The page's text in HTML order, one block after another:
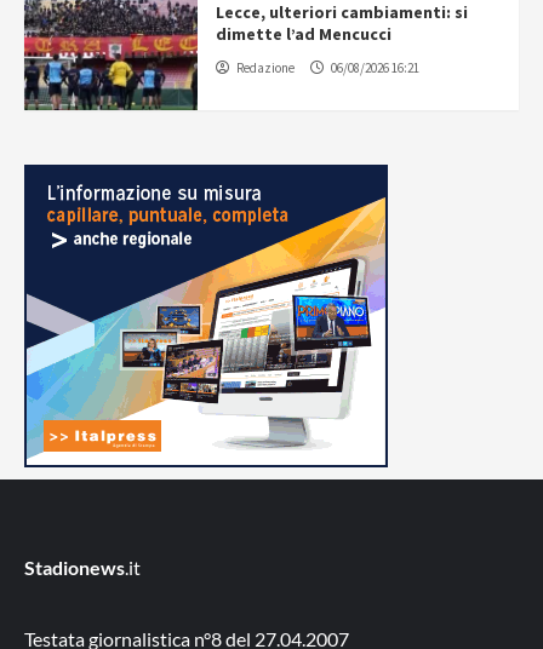
Lecce, ulteriori cambiamenti: si
dimette l’ad Mencucci
Redazione 06/08/2026 16:21
Stadionews.it
Testata giornalistica n°8 del 27.04.2007